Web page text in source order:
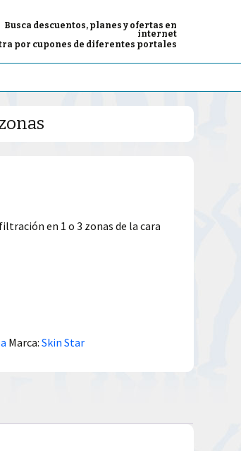
Busca descuentos, planes y ofertas en
internet
por cupones de diferentes portales
en 1 o 3 zonas de la cara
Marca:Skin Star